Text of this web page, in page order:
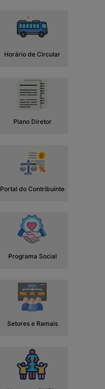
Horário de Circular
Plano Diretor
Portal do Contribuinte
Programa Social
Setores e Ramais